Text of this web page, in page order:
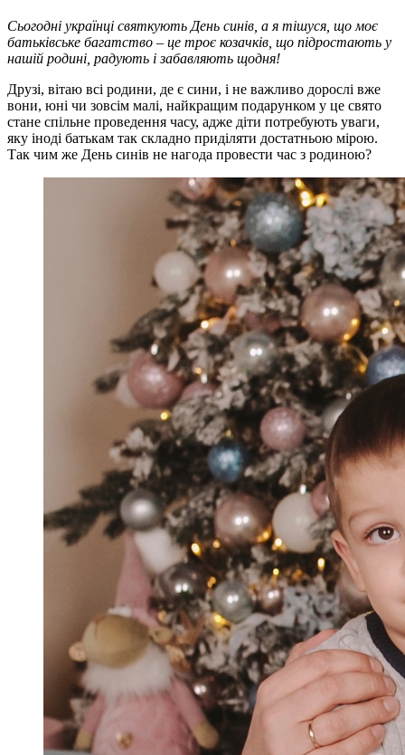
Сьогодні українці святкують День синів, а я тішуся, що моє
батьківське багатство – це троє козачків, що підростають у
нашій родині, радують і забавляють щодня!
Друзі, вітаю всі родини, де є сини, і не важливо дорослі вже
вони, юні чи зовсім малі, найкращим подарунком у це свято
стане спільне проведення часу, адже діти потребують уваги,
яку іноді батькам так складно приділяти достатньою мірою.
Так чим же День синів не нагода провести час з родиною?